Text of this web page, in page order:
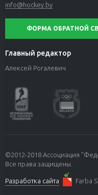
info@hockey.by
ФОРМА ОБРАТНОЙ
Главный редактор
Алексей Рогалевич
©2012-2018 Ассоциация
Все права защищены.
Разработка сайта Farba